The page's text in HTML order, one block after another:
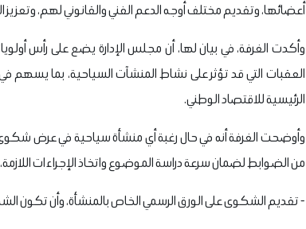
أعضائها، وتقديم مختلف أوجه الدعم الفني والقانوني لهم،
وأكدت الغرفة، في بيان لها، أن مجلس الإدارة يضع على رأس
العقبات التي قد تؤثر على نشاط المنشآت السياحية، بما يسهم في
الرئيسية للاقتصاد الوطني.
وأوضحت الغرفة أنه في حال رغبة أي منشأة سياحية في عرض شكوى
من الضوابط لضمان سرعة دراسة الموضوع واتخاذ الإجراءات
- تقديم الشكوى على الورق الرسمي الخاص بالمنشأة، وأن تكون